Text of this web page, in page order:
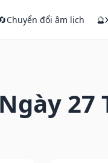
Chuyển đổi âm lịch 🔮
27